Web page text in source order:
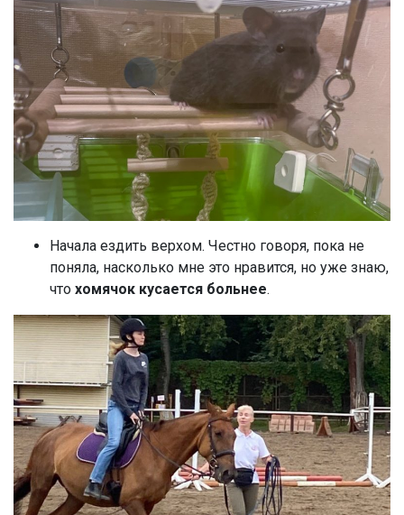
Начала ездить верхом. Честно говоря, пока не
поняла, насколько мне это нравится, но уже знаю,
что хомячок кусается больнее.